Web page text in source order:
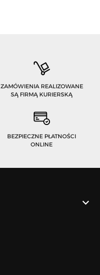
ZAMÓWIENIA REALIZOWANE
SĄ FIRMĄ KURIERSKĄ
BEZPIECZNE PŁATNOŚCI
ONLINE
